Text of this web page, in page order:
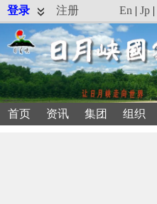
登录 注册 En | Jp |
首页 资讯 集团 组织